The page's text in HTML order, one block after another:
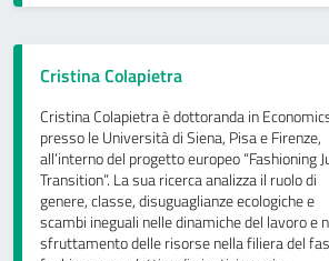
Cristina Colapietra
Cristina Colapietra è dottoranda in
presso le Università di Siena, Pisa e Firenze,
all’interno del progetto europeo “Fashioning
Transition”. La sua ricerca analizza il ruolo di
genere, classe, disuguaglianze ecologiche e
scambi ineguali nelle dinamiche del lavoro e
sfruttamento delle risorse nella filiera del